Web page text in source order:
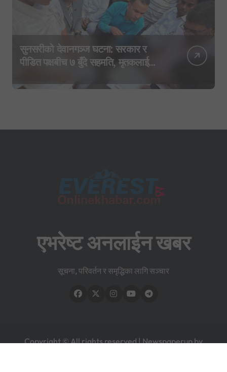
सुनसरीको देवानगञ्ज घटना: सरकार र
पीडित पक्षबीच ७ बुँदे सहमति, मृतकलाई
एभरेष्ट अनलाईन खबर
सूचना, परिवर्तन र समृद्धिका लागि सञ्चार
Copyright © All rights reserved|Newspaperupby